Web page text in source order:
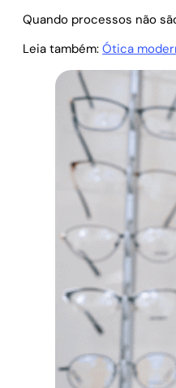
Quando processos não
Leia também: Ótica